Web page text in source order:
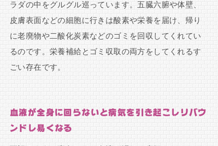
ラダの中をグルグル巡っています。五臓六腑や体壁、
皮膚表面などの細胞に行きは酸素や栄養を届け、帰り
に老廃物や二酸化炭素などのゴミを回収してくれてい
るのです。栄養補給とゴミ収取の両方をしてくれるす
ごい存在です。
血液が全身に回らないと病気を引き起こしリバウ
ンドし易くなる